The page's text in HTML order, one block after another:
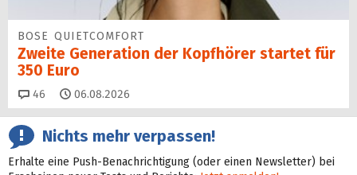
BOSE QUIETCOMFORT
Zweite Generation der Kopfhörer startet für
350 Euro
46 Kommentare
06.08.2026
Nichts mehr verpassen!
Erhalte eine Push-Benachrichtigung (oder einen Newsletter) bei